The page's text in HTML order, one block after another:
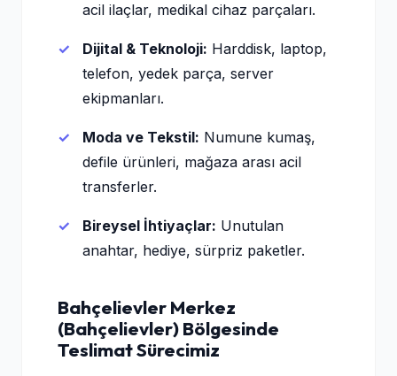
acil ilaçlar, medikal cihaz parçaları.
Dijital & Teknoloji: Harddisk, laptop,
telefon, yedek parça, server
ekipmanları.
Moda ve Tekstil: Numune kumaş,
defile ürünleri, mağaza arası acil
transferler.
Bireysel İhtiyaçlar: Unutulan
anahtar, hediye, sürpriz paketler.
Bahçelievler Merkez
(Bahçelievler) Bölgesinde
Teslimat Sürecimiz